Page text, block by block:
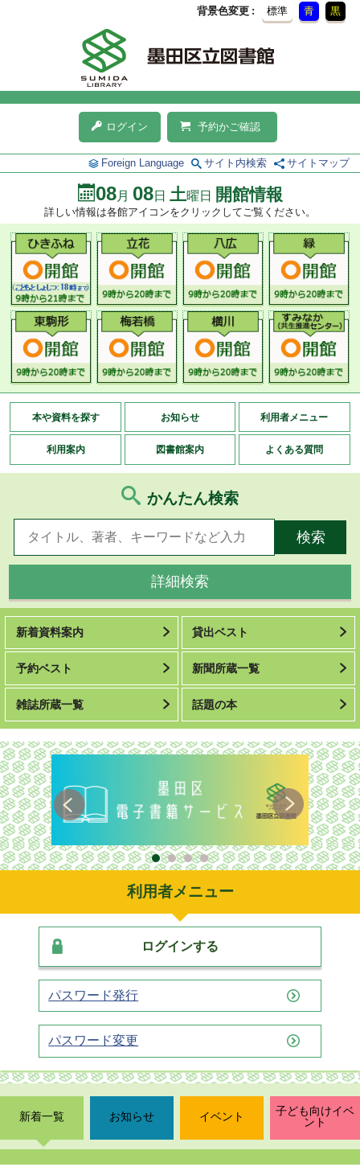
背景色変更 標準 青 黒
ログイン 予約かご確認
Foreign Language サイト内検索 サイトマップ
08月 08日 土曜日 開館情報
詳しい情報は各館アイコンをクリックしてご覧ください。
本や資料を探す お知らせ 利用者メニュー
利用案内 図書館案内 よくある質問
かんたん検索
詳細検索
新着資料案内 貸出ベスト
予約ベスト 新聞所蔵一覧
雑誌所蔵一覧 話題の本
利用者メニュー
ログインする
パスワード発行
パスワード変更
新着一覧 お知らせ イベント
子ども向けイベ
ント